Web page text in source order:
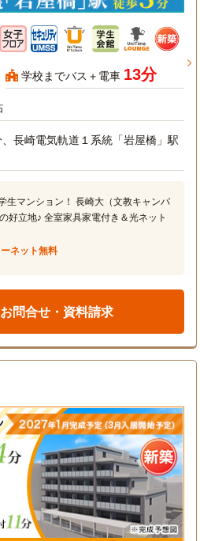
学校までバス＋電車 13分
長崎電気軌道１系統「岩屋橋」駅
生マンション！ 長崎大（文教キャンパ
好立地♪ 全室家具家電付き＆光ネット
ネット無料
お問合せ・資料請求